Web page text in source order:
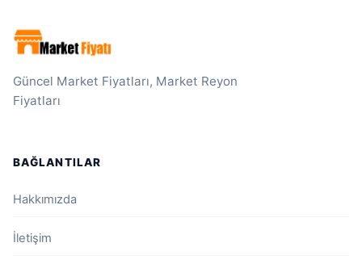
Güncel Market Fiyatları, Market Reyon
Fiyatları
BAĞLANTILAR
Hakkımızda
İletişim